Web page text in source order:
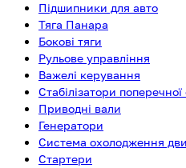
Підшипники для авто
Тяга Панара
Бокові тяги
Рульове управління
Важелі керування
Стабілізатори
Приводні вали
Генератори
Система охолодження
Стартери